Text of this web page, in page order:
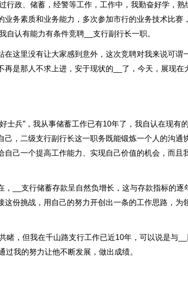
行政、储蓄，经警等工作，工作中，我勤奋好学，熟
务素质和业务能力，多次参加市行的业务技术比赛，
认有能力有条件竞聘__支行副行长一职。
这里没有让大家感到意外，这次竞聘对我来说可谓
是那人不求上进，安于现状的__了，今天，展现在
士兵”，我从事储蓄工作已有10年了，我自认在现有的
，二级支行副行长这一职务既能锻炼一个人的沟通
己一个提高工作能力、实现自己价值的机会，而且
__支行储蓄存款呈自然负增长，这与存款指标的逐
份挑战，用自己的努力开创出一条的工作思路，为
睹，但我在千山路支行工作已近10年，可以说是与__
我的努力让他不断发展，做出成绩。